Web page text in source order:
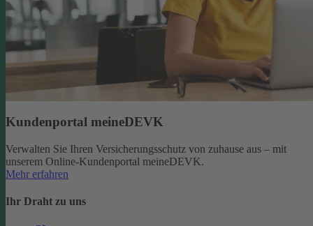
Kundenportal meineDEVK
Verwalten Sie Ihren Versicherungsschutz von zuhause aus – mit
unserem Online-Kundenportal meineDEVK.
Mehr erfahren
Ihr Draht zu uns